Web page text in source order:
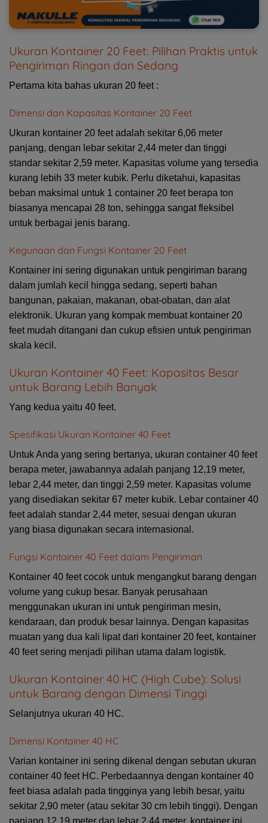
Ukuran Kontainer 20 Feet: Pilihan Praktis untuk
Pengiriman Ringan dan Sedang
Pertama kita bahas ukuran 20 feet :
Dimensi dan Kapasitas Kontainer 20 Feet
Ukuran kontainer 20 feet adalah sekitar 6,06 meter
panjang, dengan lebar sekitar 2,44 meter dan tinggi
standar sekitar 2,59 meter. Kapasitas volume yang tersedia
kurang lebih 33 meter kubik. Perlu diketahui, kapasitas
beban maksimal untuk 1 container 20 feet berapa ton
biasanya mencapai 28 ton, sehingga sangat fleksibel
untuk berbagai jenis barang.
Kegunaan dan Fungsi Kontainer 20 Feet
Kontainer ini sering digunakan untuk pengiriman barang
dalam jumlah kecil hingga sedang, seperti bahan
bangunan, pakaian, makanan, obat-obatan, dan alat
elektronik. Ukuran yang kompak membuat kontainer 20
feet mudah ditangani dan cukup efisien untuk pengiriman
skala kecil.
Ukuran Kontainer 40 Feet: Kapasitas Besar
untuk Barang Lebih Banyak
Yang kedua yaitu 40 feet.
Spesifikasi Ukuran Kontainer 40 Feet
Untuk Anda yang sering bertanya, ukuran container 40 feet
berapa meter, jawabannya adalah panjang 12,19 meter,
lebar 2,44 meter, dan tinggi 2,59 meter. Kapasitas volume
yang disediakan sekitar 67 meter kubik. Lebar container 40
feet adalah standar 2,44 meter, sesuai dengan ukuran
yang biasa digunakan secara internasional.
Fungsi Kontainer 40 Feet dalam Pengiriman
Kontainer 40 feet cocok untuk mengangkut barang dengan
volume yang cukup besar. Banyak perusahaan
menggunakan ukuran ini untuk pengiriman mesin,
kendaraan, dan produk besar lainnya. Dengan kapasitas
muatan yang dua kali lipat dari kontainer 20 feet, kontainer
40 feet sering menjadi pilihan utama dalam logistik.
Ukuran Kontainer 40 HC (High Cube): Solusi
untuk Barang dengan Dimensi Tinggi
Selanjutnya ukuran 40 HC.
Dimensi Kontainer 40 HC
Varian kontainer ini sering dikenal dengan sebutan ukuran
container 40 feet HC. Perbedaannya dengan kontainer 40
feet biasa adalah pada tingginya yang lebih besar, yaitu
sekitar 2,90 meter (atau sekitar 30 cm lebih tinggi). Dengan
panjang 12,19 meter dan lebar 2,44 meter, kontainer ini